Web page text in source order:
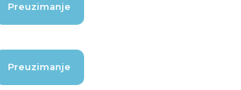
Preuzimanje
Preuzimanje